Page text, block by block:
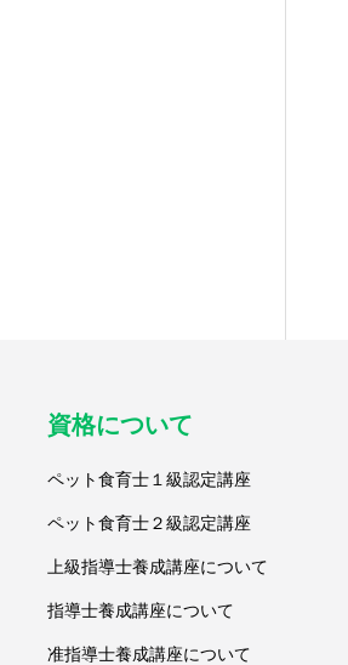
資格について
ペット食育士１級認定講座
ペット食育士２級認定講座
上級指導士養成講座について
指導士養成講座について
准指導士養成講座について